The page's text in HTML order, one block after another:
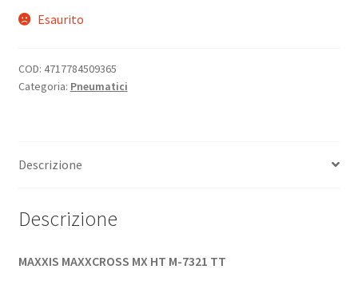
Esaurito
COD: 4717784509365
Categoria: Pneumatici
Descrizione
Descrizione
MAXXIS MAXXCROSS MX HT M-7321 TT